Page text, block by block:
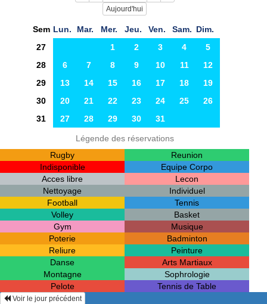
Aujourd'hui
Sem Lun. Mar. Mer. Jeu. Ven. Sam. Dim.
27
1 2 3 4
5
28
6 7 8 9 10 11
12
29
13 14 15 16 17 18
19
30
20 21 22 23 24 25
26
31
27 28 29 30 31
Légende des réservations
Rugby
Reunion
Indisponible
Equipe Corpo
Acces libre
Lecon
Nettoyage
Individuel
Football
Tennis
Volley
Basket
Gym
Musique
Poterie
Badminton
Reliure
Peinture
Danse
Arts Martiaux
Montagne
Sophrologie
Pelote
Tennis de Table
Voir le jour précédent